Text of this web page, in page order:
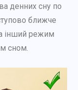
денних сну по
ближче
інший режим
сном.